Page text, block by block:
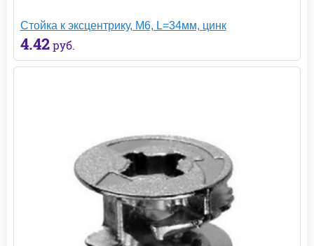
Стойка к эксцентрику, М6, L=34мм, цинк
4.42 руб.